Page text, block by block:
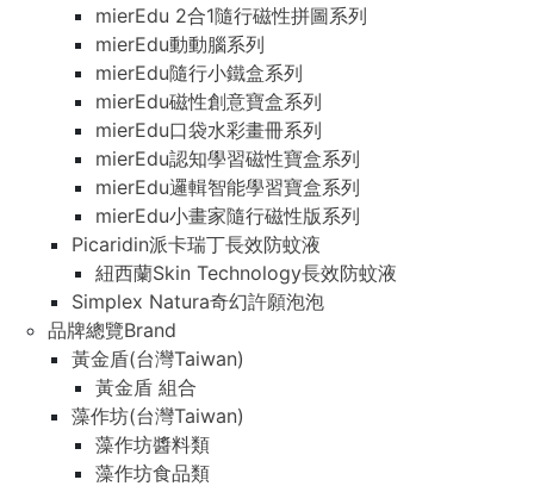
mierEdu 2合1隨行磁性拼圖系列
mierEdu動動腦系列
mierEdu隨行小鐵盒系列
mierEdu磁性創意寶盒系列
mierEdu口袋水彩畫冊系列
mierEdu認知學習磁性寶盒系列
mierEdu邏輯智能學習寶盒系列
mierEdu小畫家隨行磁性版系列
Picaridin派卡瑞丁長效防蚊液
紐西蘭Skin Technology長效防蚊液
Simplex Natura奇幻許願泡泡
品牌總覽Brand
黃金盾(台灣Taiwan)
黃金盾 組合
藻作坊(台灣Taiwan)
藻作坊醬料類
藻作坊食品類